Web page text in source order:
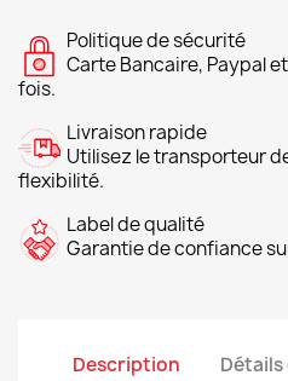
Politique de sécurité
Carte Bancaire, Paypal
fois.
Livraison rapide
Utilisez le transporteur
flexibilité.
Label de qualité
Garantie de confiance
Description